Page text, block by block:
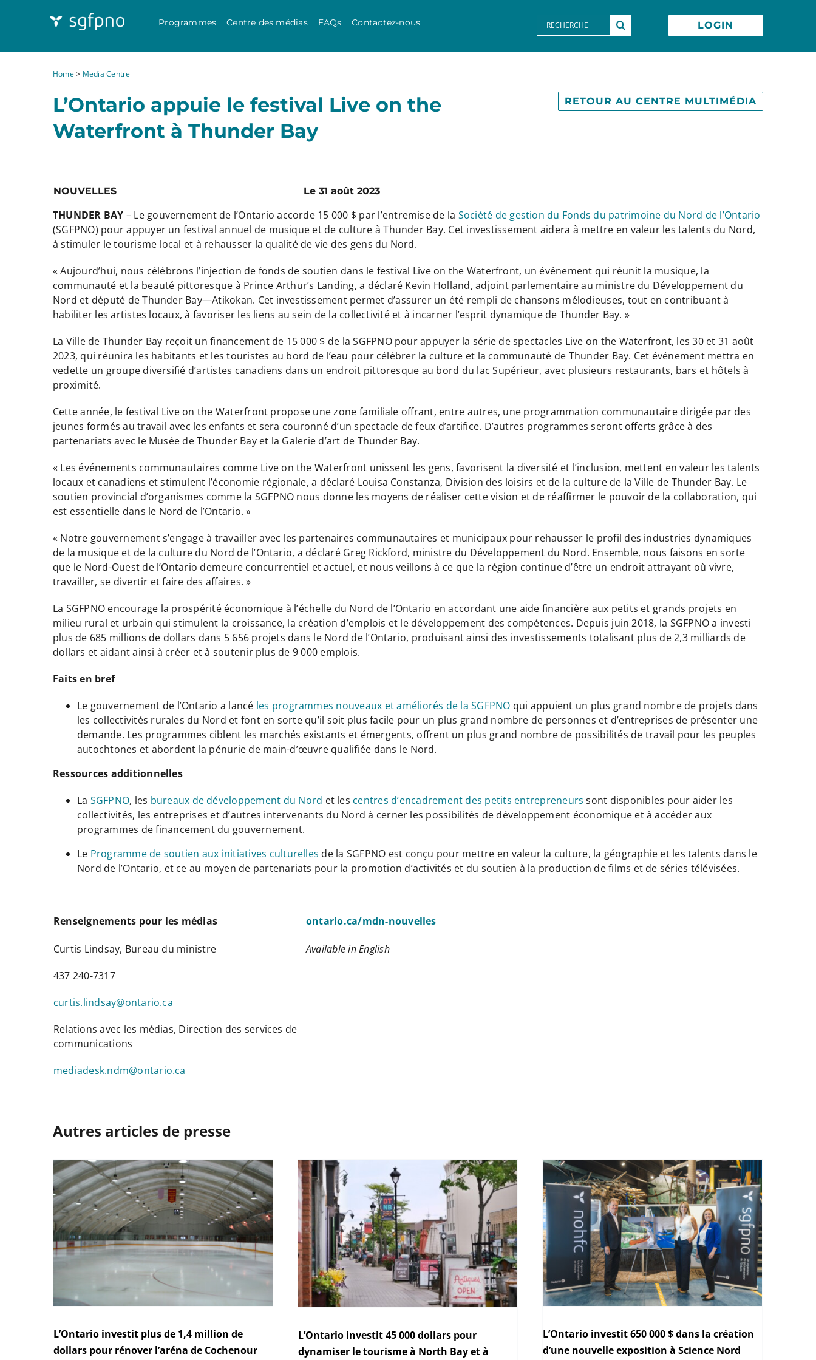
Programmes Centre des médias FAQs Contactez-nous
Search
for:
LOGIN
Home> Media Centre
L’Ontario appuie le festival Live on the
Waterfront à Thunder Bay
RETOUR AU CENTRE MULTIMÉDIA
NOUVELLES Le 31 août 2023
THUNDER BAY – Le gouvernement de l’Ontario accorde 15 000 $ par l’entremise de la Société de gestion du Fonds du patrimoine du Nord de l’Ontario
(SGFPNO) pour appuyer un festival annuel de musique et de culture à Thunder Bay. Cet investissement aidera à mettre en valeur les talents du Nord,
à stimuler le tourisme local et à rehausser la qualité de vie des gens du Nord.
« Aujourd’hui, nous célébrons l’injection de fonds de soutien dans le festival Live on the Waterfront, un événement qui réunit la musique, la
communauté et la beauté pittoresque à Prince Arthur’s Landing, a déclaré Kevin Holland, adjoint parlementaire au ministre du Développement du
Nord et député de Thunder Bay—Atikokan. Cet investissement permet d’assurer un été rempli de chansons mélodieuses, tout en contribuant à
habiliter les artistes locaux, à favoriser les liens au sein de la collectivité et à incarner l’esprit dynamique de Thunder Bay. »
La Ville de Thunder Bay reçoit un financement de 15 000 $ de la SGFPNO pour appuyer la série de spectacles Live on the Waterfront, les 30 et 31 août
2023, qui réunira les habitants et les touristes au bord de l’eau pour célébrer la culture et la communauté de Thunder Bay. Cet événement mettra en
vedette un groupe diversifié d’artistes canadiens dans un endroit pittoresque au bord du lac Supérieur, avec plusieurs restaurants, bars et hôtels à
proximité.
Cette année, le festival Live on the Waterfront propose une zone familiale offrant, entre autres, une programmation communautaire dirigée par des
jeunes formés au travail avec les enfants et sera couronné d’un spectacle de feux d’artifice. D’autres programmes seront offerts grâce à des
partenariats avec le Musée de Thunder Bay et la Galerie d’art de Thunder Bay.
« Les événements communautaires comme Live on the Waterfront unissent les gens, favorisent la diversité et l’inclusion, mettent en valeur les talents
locaux et canadiens et stimulent l’économie régionale, a déclaré Louisa Constanza, Division des loisirs et de la culture de la Ville de Thunder Bay. Le
soutien provincial d’organismes comme la SGFPNO nous donne les moyens de réaliser cette vision et de réaffirmer le pouvoir de la collaboration, qui
est essentielle dans le Nord de l’Ontario. »
« Notre gouvernement s’engage à travailler avec les partenaires communautaires et municipaux pour rehausser le profil des industries dynamiques
de la musique et de la culture du Nord de l’Ontario, a déclaré Greg Rickford, ministre du Développement du Nord. Ensemble, nous faisons en sorte
que le Nord-Ouest de l’Ontario demeure concurrentiel et actuel, et nous veillons à ce que la région continue d’être un endroit attrayant où vivre,
travailler, se divertir et faire des affaires. »
La SGFPNO encourage la prospérité économique à l’échelle du Nord de l’Ontario en accordant une aide financière aux petits et grands projets en
milieu rural et urbain qui stimulent la croissance, la création d’emplois et le développement des compétences. Depuis juin 2018, la SGFPNO a investi
plus de 685 millions de dollars dans 5 656 projets dans le Nord de l’Ontario, produisant ainsi des investissements totalisant plus de 2,3 milliards de
dollars et aidant ainsi à créer et à soutenir plus de 9 000 emplois.
Faits en bref
Le gouvernement de l’Ontario a lancé les programmes nouveaux et améliorés de la SGFPNO qui appuient un plus grand nombre de projets dans
les collectivités rurales du Nord et font en sorte qu’il soit plus facile pour un plus grand nombre de personnes et d’entreprises de présenter une
demande. Les programmes ciblent les marchés existants et émergents, offrent un plus grand nombre de possibilités de travail pour les peuples
autochtones et abordent la pénurie de main-d’œuvre qualifiée dans le Nord.
Ressources additionnelles
La SGFPNO, les bureaux de développement du Nord et les centres d’encadrement des petits entrepreneurs sont disponibles pour aider les
collectivités, les entreprises et d’autres intervenants du Nord à cerner les possibilités de développement économique et à accéder aux
programmes de financement du gouvernement.
Le Programme de soutien aux initiatives culturelles de la SGFPNO est conçu pour mettre en valeur la culture, la géographie et les talents dans le
Nord de l’Ontario, et ce au moyen de partenariats pour la promotion d’activités et du soutien à la production de films et de séries télévisées.
Renseignements pour les médias ontario.ca/mdn-nouvelles
Curtis Lindsay, Bureau du ministre
437 240-7317
curtis.lindsay@ontario.ca
Relations avec les médias, Direction des services de
communications
mediadesk.ndm@ontario.ca
Available in English
Autres articles de presse
L’Ontario investit plus de 1,4 million de
dollars pour rénover l’aréna de Cochenour
L’Ontario investit 45 000 dollars pour
dynamiser le tourisme à North Bay et à
L’Ontario investit 650 000 $ dans la création
d’une nouvelle exposition à Science Nord